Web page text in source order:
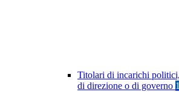
Titolari di incarichi
di direzione o di governo 1